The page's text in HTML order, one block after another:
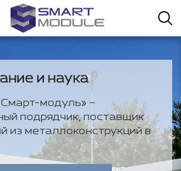
и наука
модуль» –
подрядчик, поставщик
из металлоконструкций в